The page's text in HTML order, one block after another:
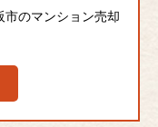
市のマンション売却